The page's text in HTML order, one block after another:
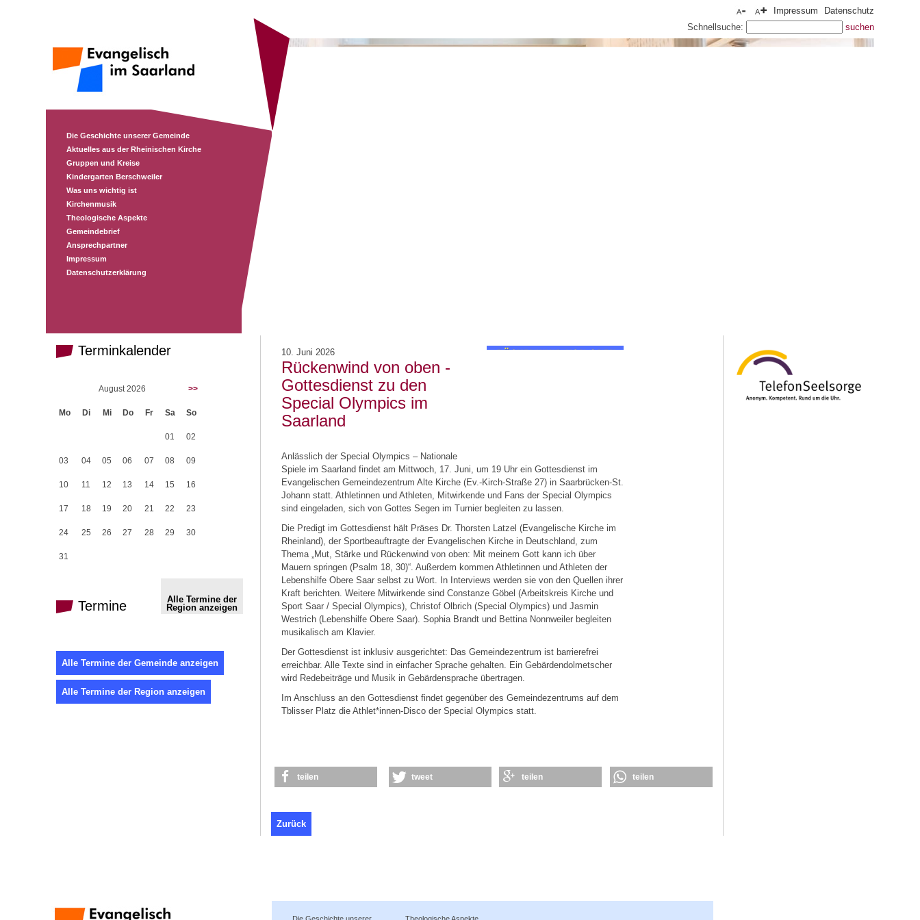
Impressum
Datenschutz
Schnellsuche:
Die Geschichte unserer Gemeinde
Aktuelles aus der Rheinischen Kirche
Gruppen und Kreise
Kindergarten Berschweiler
Was uns wichtig ist
Kirchenmusik
Theologische Aspekte
Gemeindebrief
Ansprechpartner
Impressum
Datenschutzerklärung
Terminkalender
August 2026 >>
Mo Di Mi Do Fr Sa So
01 02
03 04 05 06 07 08 09
10 11 12 13 14 15 16
17 18 19 20 21 22 23
24 25 26 27 28 29 30
31
Termine
Alle Termine der
Region anzeigen
Alle Termine der Gemeinde anzeigen
Alle Termine der Region anzeigen
10. Juni 2026
Rückenwind von oben -
Gottesdienst zu den
Special Olympics im
Saarland
Anlässlich der Special Olympics – Nationale
Spiele im Saarland findet am Mittwoch, 17. Juni, um 19 Uhr ein Gottesdienst im
Evangelischen Gemeindezentrum Alte Kirche (Ev.-Kirch-Straße 27) in Saarbrücken-St.
Johann statt. Athletinnen und Athleten, Mitwirkende und Fans der Special Olympics
sind eingeladen, sich von Gottes Segen im Turnier begleiten zu lassen.
Die Predigt im Gottesdienst hält Präses Dr. Thorsten Latzel (Evangelische Kirche im
Rheinland), der Sportbeauftragte der Evangelischen Kirche in Deutschland, zum
Thema „Mut, Stärke und Rückenwind von oben: Mit meinem Gott kann ich über
Mauern springen (Psalm 18, 30)“. Außerdem kommen Athletinnen und Athleten der
Lebenshilfe Obere Saar selbst zu Wort. In Interviews werden sie von den Quellen ihrer
Kraft berichten. Weitere Mitwirkende sind Constanze Göbel (Arbeitskreis Kirche und
Sport Saar / Special Olympics), Christof Olbrich (Special Olympics) und Jasmin
Westrich (Lebenshilfe Obere Saar). Sophia Brandt und Bettina Nonnweiler begleiten
musikalisch am Klavier.
Der Gottesdienst ist inklusiv ausgerichtet: Das Gemeindezentrum ist barrierefrei
erreichbar. Alle Texte sind in einfacher Sprache gehalten. Ein Gebärdendolmetscher
wird Redebeiträge und Musik in Gebärdensprache übertragen.
Im Anschluss an den Gottesdienst findet gegenüber des Gemeindezentrums auf dem
Tblisser Platz die Athlet*innen-Disco der Special Olympics statt.
teilen tweet teilen teilen
Zurück